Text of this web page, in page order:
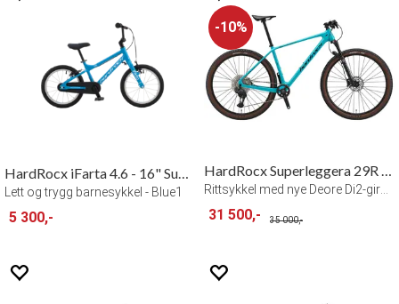
HardRocx iFarta 4.6 - 16" Superlight
Lett og trygg barnesykkel - Blue1
5 300,-
10%
HardRocx Superleggera 29R 1x12 L/19"
31 500,- 35 000,-